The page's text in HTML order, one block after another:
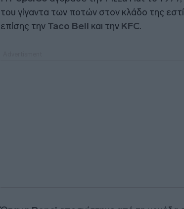
του γίγαντα των ποτών στον κλάδο της
επίσης την Taco Bell και την KFC.